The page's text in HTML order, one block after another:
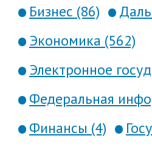
Бизнес (86)
Экономика (562)
Электронное
Федеральная
Финансы (4)